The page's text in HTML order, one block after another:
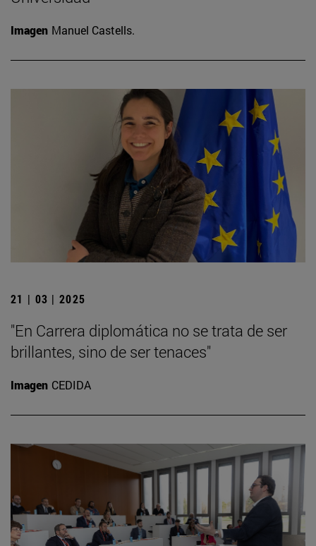
Imagen Manuel Castells.
21 | 03 | 2025
"En Carrera diplomática no se trata de ser
brillantes, sino de ser tenaces"
Imagen CEDIDA